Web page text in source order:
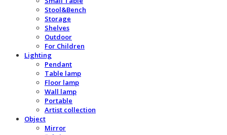
Stool&Bench
Storage
Shelves
Outdoor
For Children
Lighting
Pendant
Table lamp
Floor lamp
Wall lamp
Portable
Artist collection
Object
Mirror